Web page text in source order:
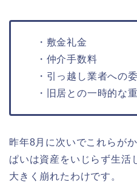
・敷金礼金
・仲介手数料
・引っ越し業者への
・旧居との一時的な
昨年8月に次いでこれらが
ぱいは資産をいじらず生活
大きく崩れたわけです。